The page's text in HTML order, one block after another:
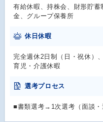
有給休暇、持株会、財形貯
金、グループ保養所
休日休暇
完全週休2日制（日・祝休）
育児・介護休暇
選考プロセス
■書類選考→1次選考（面談